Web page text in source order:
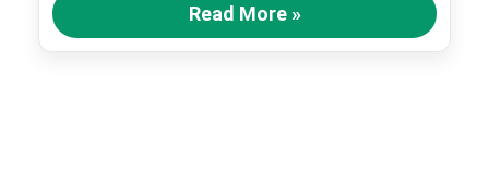
Read More »